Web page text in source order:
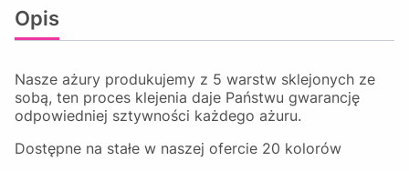
Opis
Nasze ażury produkujemy z 5 warstw sklejonych ze
sobą, ten proces klejenia daje Państwu gwarancję
odpowiedniej sztywności każdego ażuru.
Dostępne na stałe w naszej ofercie 20 kolorów